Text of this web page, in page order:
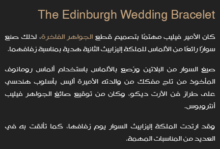
The Edinburgh Wedding Bracelet
كان الأمير فيليب مهتمًا بتصميم قطع الجواهر الفاخرة، لذلك صنع
سوارًا رائعًا من الألماس للملكة إليزابيث الثانية هدية بمناسبة زفافهما.
صيغ السوار من البلاتين ورُصع بالألماس باستخدام ألماس رومانوف
المأخوذ من تاج مفكك من والدته الأميرة أليس بأسلوب هندسي
على طراز فن الآرت ديكو، وكان من توقيع صائغ الجواهر فيليب
أنتروبوس.
وقد ارتدت الملكة إليزابيث السوار يوم زفافها، كما تألقت به في
العديد من المناسبات المهمة.